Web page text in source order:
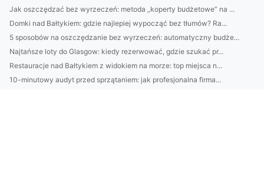
Jak oszczędzać bez wyrzeczeń: metoda „koperty budżetowe” na ...
Domki nad Bałtykiem: gdzie najlepiej wypocząć bez tłumów? Ra...
5 sposobów na oszczędzanie bez wyrzeczeń: automatyczny budże...
Najtańsze loty do Glasgow: kiedy rezerwować, gdzie szukać pr...
Restauracje nad Bałtykiem z widokiem na morze: top miejsca n...
10-minutowy audyt przed sprzątaniem: jak profesjonalna firma...